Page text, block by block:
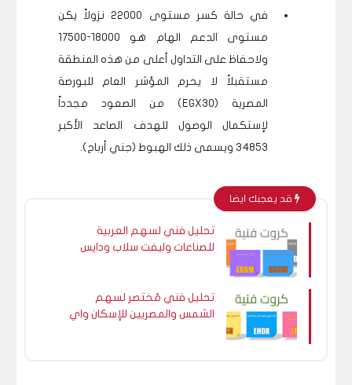
في حالة كسر مستوى 22000 نزولاً يكن
مستوى الدعم الهام هو 18000-17500
ولاحفاظ على التداول أعلى من هذه المنطقة
مستقبلاً لا يحرم المؤشر العام للبورصة
المصرية (EGX30) من الصعود مجدداً
لإستكمال الوصول للهدف الصاعد الأكبر
34853 ويسمى ذلك الهبوط (جني أرباح).
قد يعجبك ايضا
تحليل فني لسهم العربية
للصناعات وليفت سلاب ودايس
تحليل فني مُختصر لسهم
الشمس والمصريين للإسكان واي